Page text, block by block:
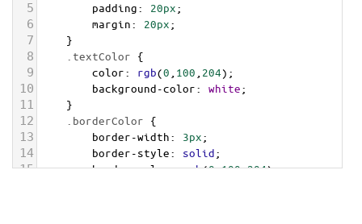
5 padding: 20px;
6 margin: 20px;
7 }
8 .textColor {
9 color: rgb(0 100 204);
10 background-color: white;
11 }
12 .borderColor {
13 border-width: 3px;
14 border-style: solid;
15 border-color: rgb(0,100,204);